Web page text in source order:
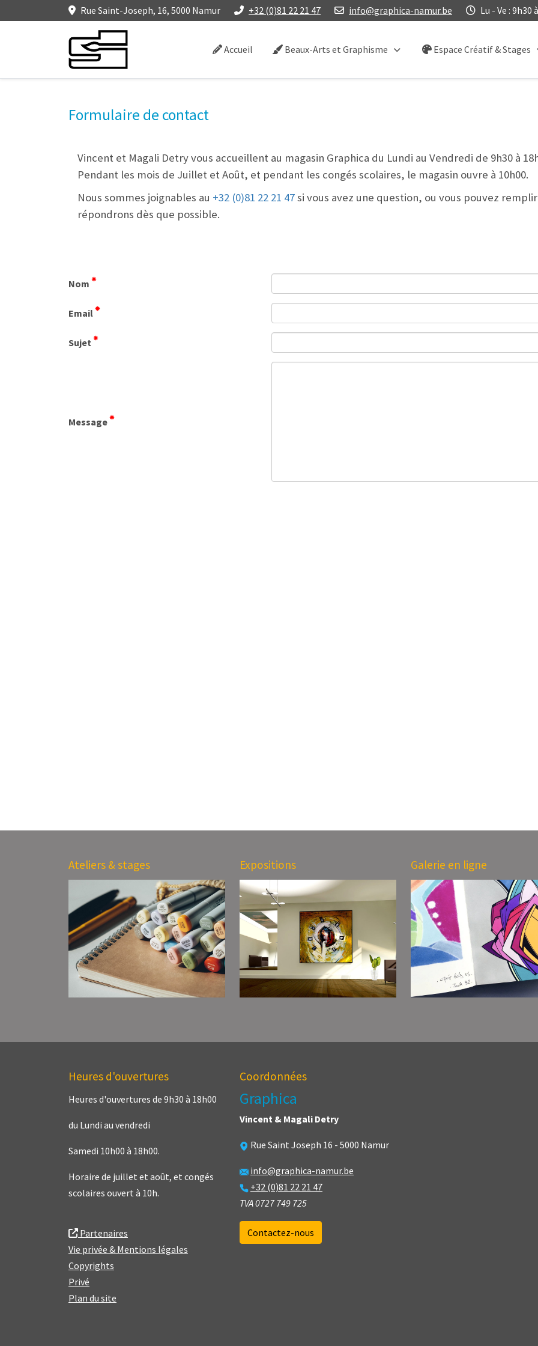
Rue Saint-Joseph, 16, 5000 Namur +32 (0)81 22 21 47 info@graphica-namur.be Lu - Ve : 9h30
Accueil Beaux-Arts et Graphisme Espace Créatif & Stages
Formulaire de contact
Vincent et Magali Detry vous accueillent au magasin Graphica du Lundi au Vendredi de 9h30 à
Pendant les mois de Juillet et Août, et pendant les congés scolaires, le magasin ouvre à 10h00.
Nous sommes joignables au +32 (0)81 22 21 47si vous avez une question, ou vous pouvez
répondrons dès que possible.
Nom
Email
Sujet
Message
Ateliers & stages Expositions Galerie en ligne
Heures d'ouvertures
Heures d'ouvertures de 9h30 à 18h00
du Lundi au vendredi
Samedi 10h00 à 18h00.
Horaire de juillet et août, et congés
scolaires ouvert à 10h.
Partenaires
Vie privée & Mentions légales
Copyrights
Privé
Plan du site
Coordonnées
Graphica
Vincent & Magali Detry
Rue Saint Joseph 16 - 5000 Namur
info@graphica-namur.be
+32 (0)81 22 21 47
TVA 0727 749 725
Contactez-nous